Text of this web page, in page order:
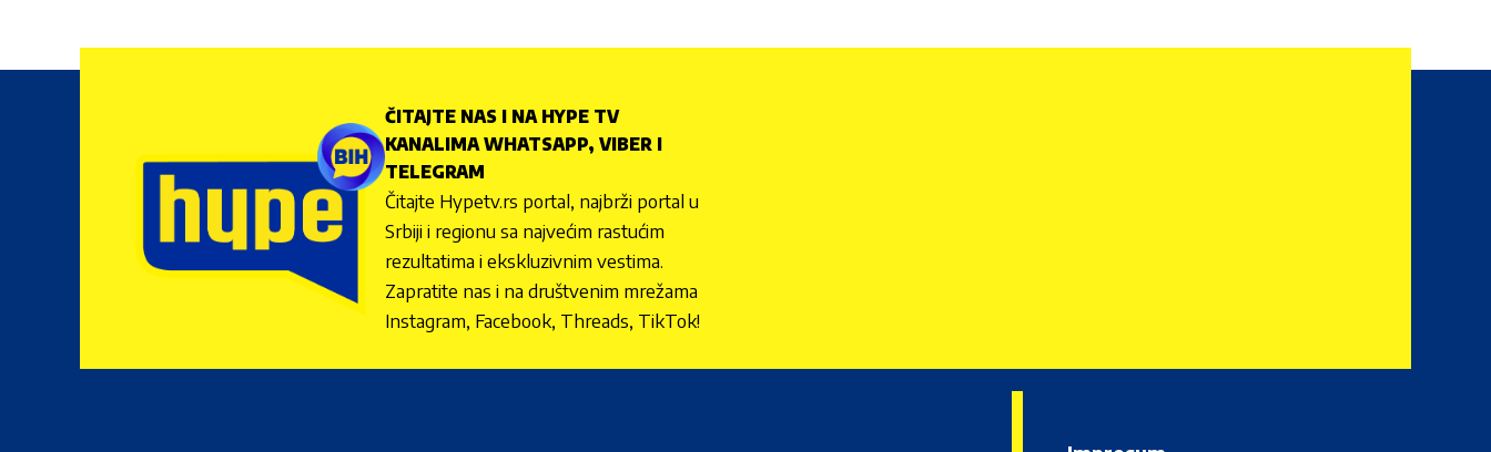
ČITAJTE NAS I NA HYPE TV
KANALIMA WHATSAPP, VIBER I
TELEGRAM
Čitajte Hypetv.rs portal, najbrži portal u
Srbiji i regionu sa najvećim rastućim
rezultatima i ekskluzivnim vestima.
Zapratite nas i na društvenim mrežama
Instagram, Facebook, Threads, TikTok!